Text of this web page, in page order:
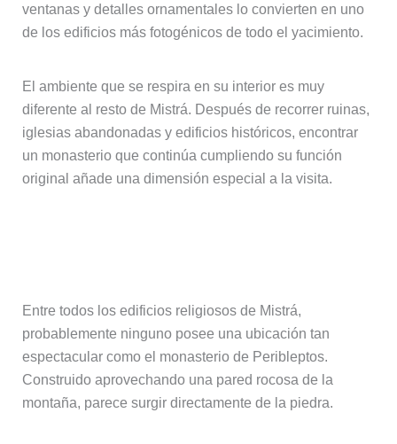
ventanas y detalles ornamentales lo convierten en uno
de los edificios más fotogénicos de todo el yacimiento.
El ambiente que se respira en su interior es muy
diferente al resto de Mistrá. Después de recorrer ruinas,
iglesias abandonadas y edificios históricos, encontrar
un monasterio que continúa cumpliendo su función
original añade una dimensión especial a la visita.
Entre todos los edificios religiosos de Mistrá,
probablemente ninguno posee una ubicación tan
espectacular como el monasterio de Peribleptos.
Construido aprovechando una pared rocosa de la
montaña, parece surgir directamente de la piedra.